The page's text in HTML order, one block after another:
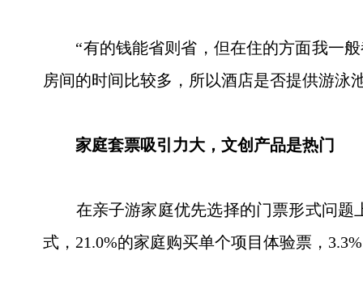
“有的钱能省则省，但在住的方面我一般
房间的时间比较多，所以酒店是否提供游泳
家庭套票吸引力大，文创产品是热门
在亲子游家庭优先选择的门票形式问题上
式，21.0%的家庭购买单个项目体验票，